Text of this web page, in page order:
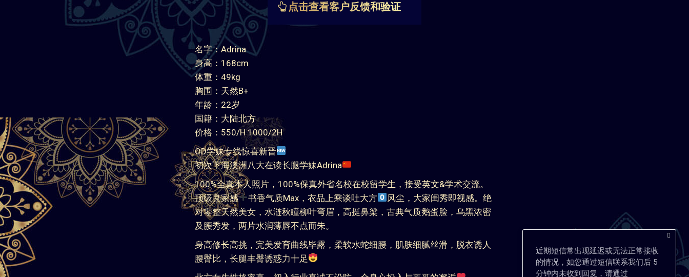
点击查看客户反馈和验证
名字：Adrina
身高：168cm
体重：49kg
胸围：天然B+
年龄：22岁
国籍：大陆北方
价格：550/H 1000/2H
OD学妹专线惊喜新晋
初次下海澳洲八大在读长腿学妹Adrina
100%全真本人照片，100%保真外省名校在校留学生，接受英文&学术交流。
顶级良家感
书香气质Max，衣品上乘谈吐大方
风尘，大家闺秀即视感。绝
对零整天然美女，水涟秋瞳柳叶弯眉，高挺鼻梁，古典气质鹅蛋脸，乌黑浓密
及腰秀发，两片水润薄唇不点而朱。
身高修长高挑，完美发育曲线毕露，柔软水蛇细腰，肌肤细腻丝滑，脱衣诱人
腰臀比，长腿丰臀诱惑力十足
近期短信常出现延迟或无法正常接收
的情况，如您通过短信联系我们后 5
分钟内未收到回复，请通过